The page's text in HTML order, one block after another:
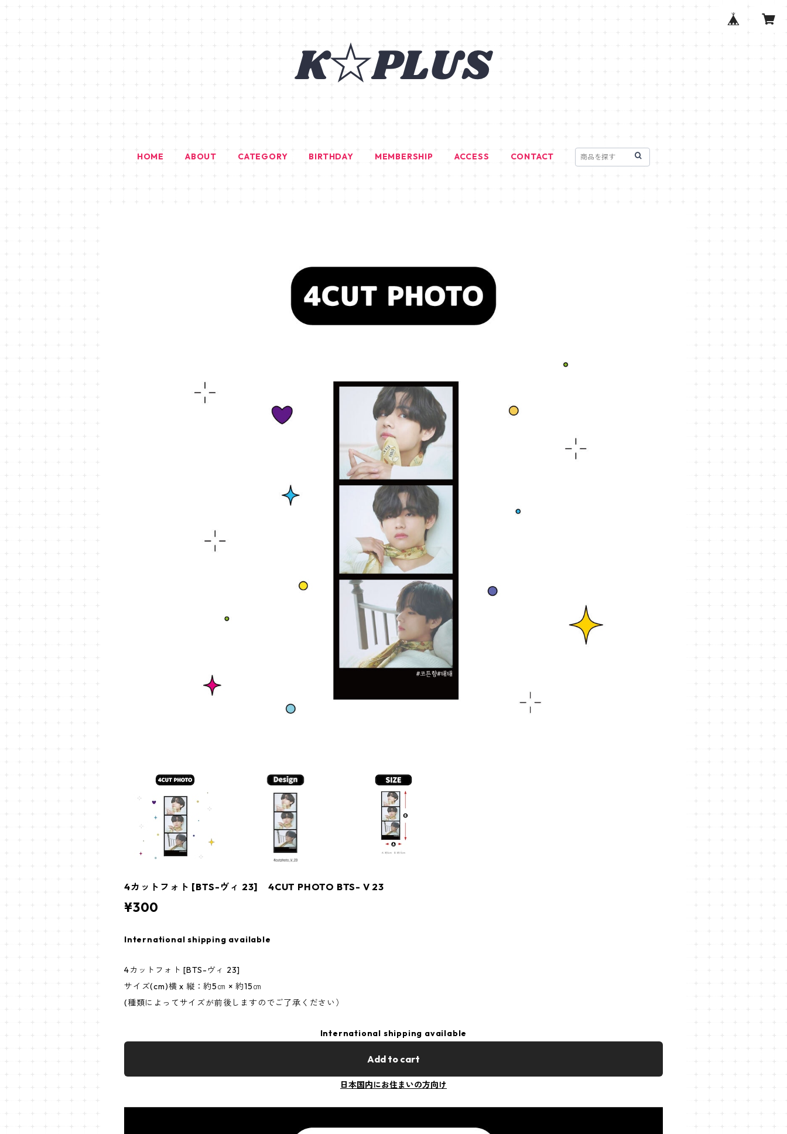
HOME ABOUT CATEGORY BIRTHDAY MEMBERSHIP ACCESS CONTACT
4カットフォト [BTS-ヴィ 23] 4CUT PHOTO BTS- V 23
¥300
International shipping available
4カットフォト [BTS-ヴィ 23]
サイズ(cm)横 x 縦：約5㎝ × 約15㎝
(種類によってサイズが前後しますのでご了承ください）
International shipping available
Add to cart
日本国内にお住まいの方向け